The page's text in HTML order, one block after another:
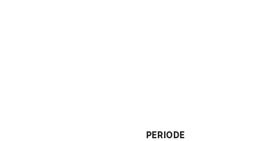
PERIODE